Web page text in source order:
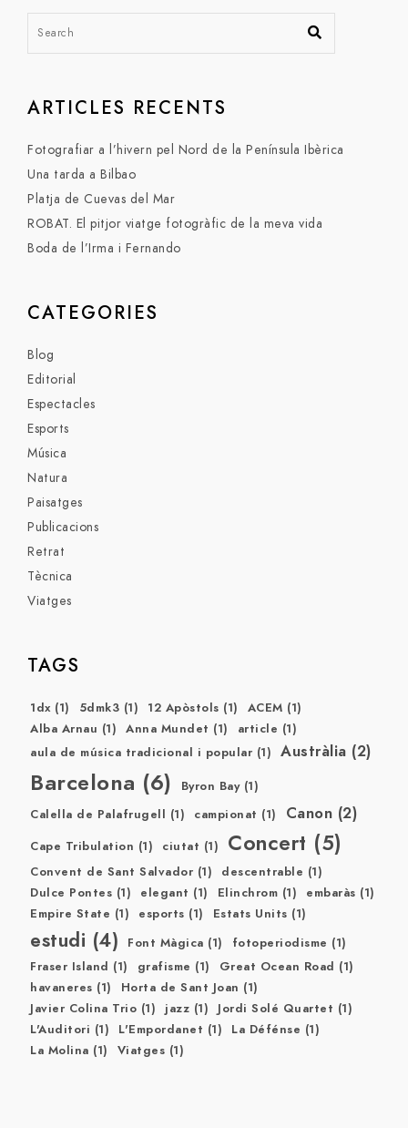
ARTICLES RECENTS
Fotografiar a l’hivern pel Nord de la Península Ibèrica
Una tarda a Bilbao
Platja de Cuevas del Mar
ROBAT. El pitjor viatge fotogràfic de la meva vida
Boda de l’Irma i Fernando
CATEGORIES
Blog
Editorial
Espectacles
Esports
Música
Natura
Paisatges
Publicacions
Retrat
Tècnica
Viatges
TAGS
1dx(1) 5dmk3 (1) 12 Apòstols (1) ACEM (1)
Alba Arnau (1) Anna Mundet (1) article (1)
aula de música tradicional i popular (1) Austràlia (2)
Barcelona (6) Byron Bay(1)
Calella de Palafrugell (1) campionat (1) Canon (2)
Cape Tribulation (1) ciutat (1) Concert (5)
Convent de Sant Salvador (1) descentrable (1)
Dulce Pontes (1) elegant (1) Elinchrom (1) embaràs (1)
Empire State (1) esports (1) Estats Units (1)
estudi (4) Font Màgica (1) fotoperiodisme (1)
Fraser Island (1) grafisme (1) Great Ocean Road (1)
havaneres (1) Horta de Sant Joan (1)
Javier Colina Trio (1) jazz (1) Jordi Solé Quartet (1)
L'Auditori (1) L'Empordanet (1) La Défénse (1)
La Molina (1) Viatges (1)